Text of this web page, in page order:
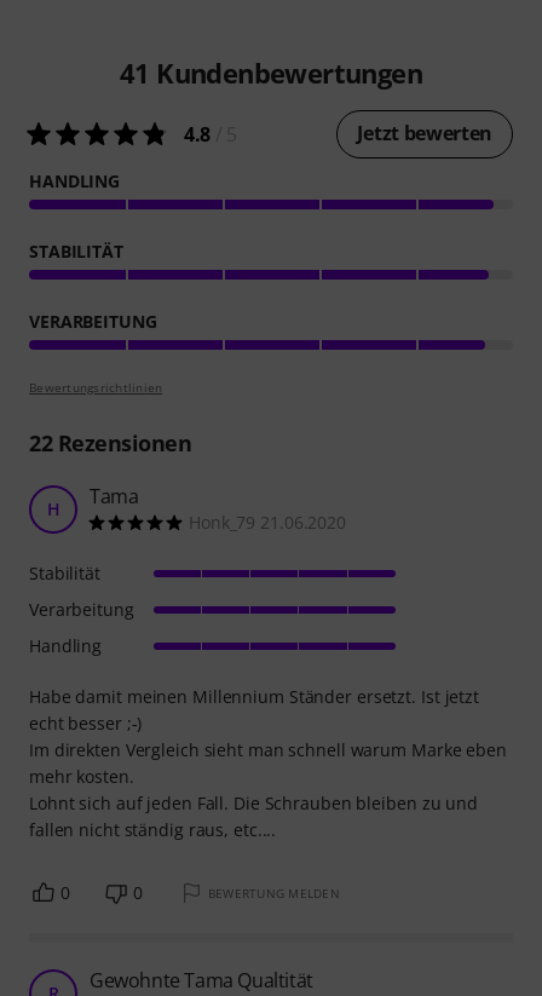
41 Kundenbewertungen
4.8 Jetzt bewerten
HANDLING
STABILITÄT
VERARBEITUNG
Bewertungsrichtlinien
22Rezensionen
H Tama
Honk_79 21.06.2020
Habe damit meinen Millennium Ständer ersetzt. Ist jetzt
echt besser ;-)
Im direkten Vergleich sieht man schnell warum Marke eben
mehr kosten.
Lohnt sich auf jeden Fall. Die Schrauben bleiben zu und
fallen nicht ständig raus, etc....
Stabilität
Verarbeitung
Handling
0 0 BEWERTUNG MELDEN
Gewohnte Tama Qualtität